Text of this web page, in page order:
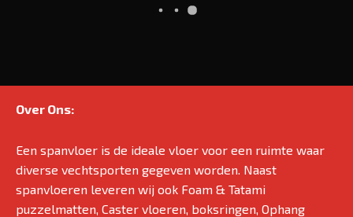
Over Ons:
Een spanvloer is de ideale vloer voor een ruimte waar
diverse vechtsporten gegeven worden. Naast
spanvloeren leveren wij ook Foam & Tatami
puzzelmatten, Caster vloeren, boksringen, Ophang